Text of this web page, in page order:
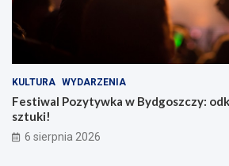
KULTURA WYDARZENIA
Festiwal Pozytywka w Bydgoszczy:
sztuki!
6 sierpnia 2026